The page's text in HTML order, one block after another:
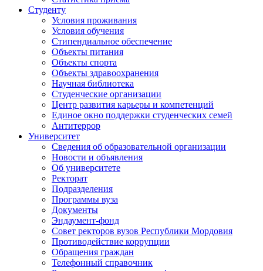
Студенту
Условия проживания
Условия обучения
Стипендиальное обеспечение
Объекты питания
Объекты спорта
Объекты здравоохранения
Научная библиотека
Студенческие организации
Центр развития карьеры и компетенций
Единое окно поддержки студенческих семей
Антитеррор
Университет
Сведения об образовательной организации
Новости и объявления
Об университете
Ректорат
Подразделения
Программы вуза
Документы
Эндаумент-фонд
Совет ректоров вузов Республики Мордовия
Противодействие коррупции
Обращения граждан
Телефонный справочник